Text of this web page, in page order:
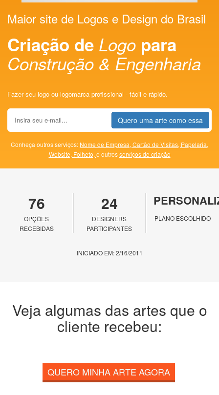
Maior site de Logos e Design do Brasil
Criação de Logo para
Construção & Engenharia
Fazer seu logo ou logomarca profissional - fácil e rápido.
Quero uma arte como essa
Conheça outros serviços: Nome de Empresa, Cartão de Visitas, Papelaria,
Website, Folheto, e outrosserviços de criação
76
OPÇÕES
RECEBIDAS
24
DESIGNERS
PARTICIPANTES
PLANO ESCOLHIDO
INICIADO EM: 2/16/2011
Veja algumas das artes que o
cliente recebeu:
QUERO MINHA ARTE AGORA